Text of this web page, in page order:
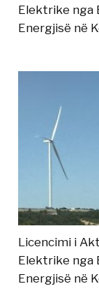
Elektrike nga
Energjisë në
Licencimi i
Elektrike nga
Energjisë në